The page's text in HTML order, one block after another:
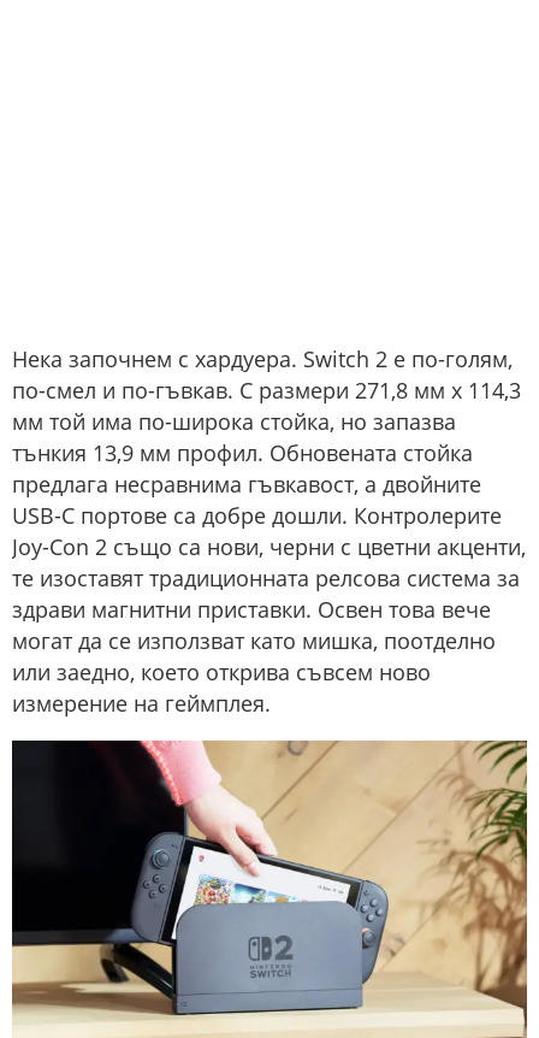
Нека започнем с хардуера. Switch 2 е по-голям,
по-смел и по-гъвкав. С размери 271,8 мм x 114,3
мм той има по-широка стойка, но запазва
тънкия 13,9 мм профил. Обновената стойка
предлага несравнима гъвкавост, а двойните
USB-C портове са добре дошли. Контролерите
Joy-Con 2 също са нови, черни с цветни акценти,
те изоставят традиционната релсова система за
здрави магнитни приставки. Освен това вече
могат да се използват като мишка, поотделно
или заедно, което открива съвсем ново
измерение на геймплея.